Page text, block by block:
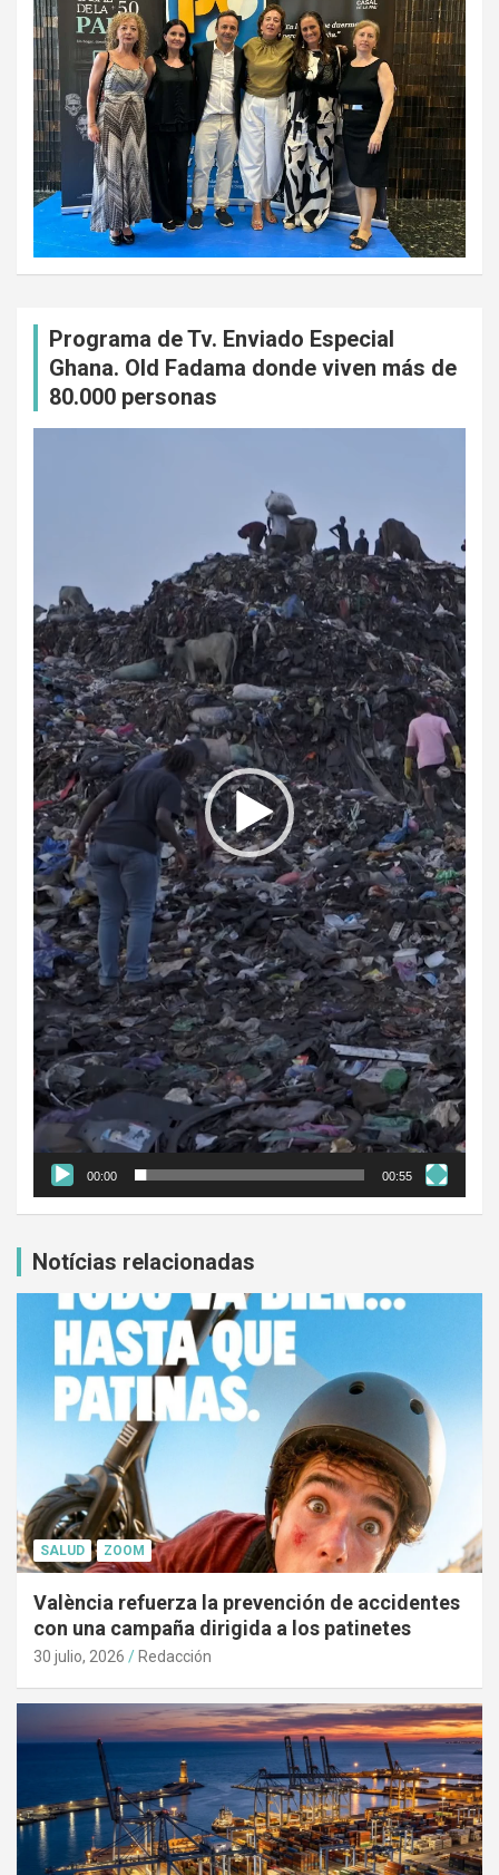
Programa de Tv. Enviado Especial
Ghana. Old Fadama donde viven más de
80.000 personas
00:00 00:55
Notícias relacionadas
SALUD ZOOM
València refuerza la prevención de accidentes
con una campaña dirigida a los patinetes
30 julio, 2026 Redacción